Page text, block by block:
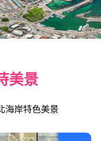
美景
海岸特色美景